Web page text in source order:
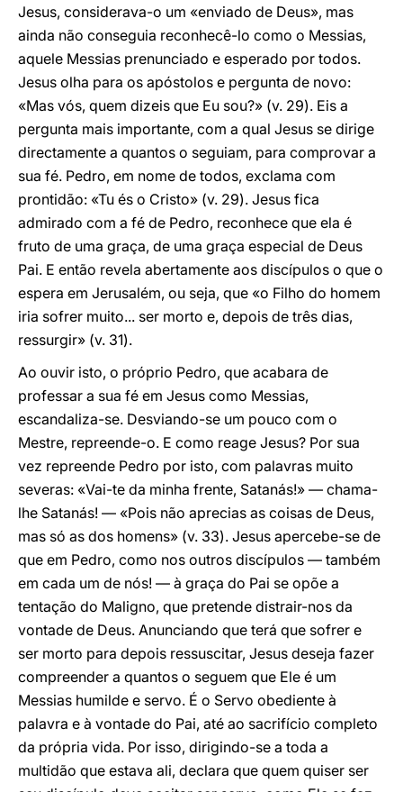
Jesus, considerava-o um «enviado de Deus», mas
ainda não conseguia reconhecê-lo como o Messias,
aquele Messias prenunciado e esperado por todos.
Jesus olha para os apóstolos e pergunta de novo:
«Mas vós, quem dizeis que Eu sou?» (v. 29). Eis a
pergunta mais importante, com a qual Jesus se dirige
directamente a quantos o seguiam, para comprovar a
sua fé. Pedro, em nome de todos, exclama com
prontidão: «Tu és o Cristo» (v. 29). Jesus fica
admirado com a fé de Pedro, reconhece que ela é
fruto de uma graça, de uma graça especial de Deus
Pai. E então revela abertamente aos discípulos o que o
espera em Jerusalém, ou seja, que «o Filho do homem
iria sofrer muito... ser morto e, depois de três dias,
ressurgir» (v. 31).
Ao ouvir isto, o próprio Pedro, que acabara de
professar a sua fé em Jesus como Messias,
escandaliza-se. Desviando-se um pouco com o
Mestre, repreende-o. E como reage Jesus? Por sua
vez repreende Pedro por isto, com palavras muito
severas: «Vai-te da minha frente, Satanás!» — chama-
lhe Satanás! — «Pois não aprecias as coisas de Deus,
mas só as dos homens» (v. 33). Jesus apercebe-se de
que em Pedro, como nos outros discípulos — também
em cada um de nós! — à graça do Pai se opõe a
tentação do Maligno, que pretende distrair-nos da
vontade de Deus. Anunciando que terá que sofrer e
ser morto para depois ressuscitar, Jesus deseja fazer
compreender a quantos o seguem que Ele é um
Messias humilde e servo. É o Servo obediente à
palavra e à vontade do Pai, até ao sacrifício completo
da própria vida. Por isso, dirigindo-se a toda a
multidão que estava ali, declara que quem quiser ser